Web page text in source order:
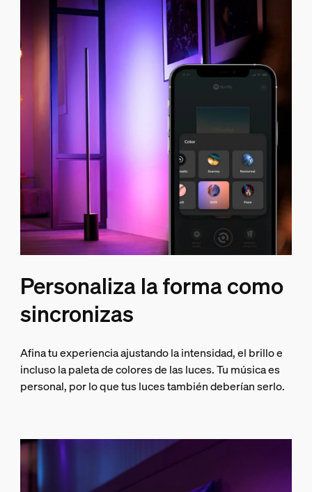
Personaliza la forma como
sincronizas
Afina tu experiencia ajustando la intensidad, el brillo e
incluso la paleta de colores de las luces. Tu música es
personal, por lo que tus luces también deberían serlo.